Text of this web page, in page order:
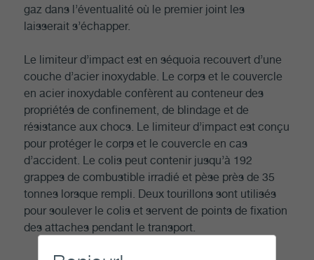
gaz dans l’éventualité où le premier joint les
laisserait s’échapper.
Le limiteur d’impact est en séquoia recouvert d’une
couche d’acier inoxydable. Le corps et le couvercle
en acier inoxydable confèrent au conteneur des
propriétés de confinement, de blindage et de
résistance aux chocs. Le limiteur d’impact est conçu
pour protéger le corps et le couvercle en cas
d’accident. Le colis peut contenir jusqu’à 192
grappes de combustible irradié et pèse près de 35
tonnes lorsque rempli. Deux tourillons sont utilisés
pour soulever le colis et servent de points de fixation
des attaches pendant le transport.